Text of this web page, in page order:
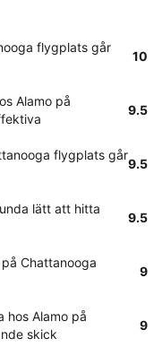
flygplats går
10
Alamo på
9.5
flygplats går
9.5
lätt att hitta
9.5
Chattanooga
9
hos Alamo på
skick
9